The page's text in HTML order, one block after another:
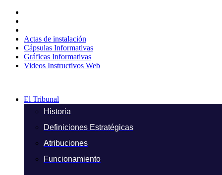
contenido
Actas de instalación
Cápsulas Informativas
Gráficas Informativas
Videos Instructivos Web
El Tribunal
Historia
Definiciones Estratégicas
Atribuciones
Funcionamiento